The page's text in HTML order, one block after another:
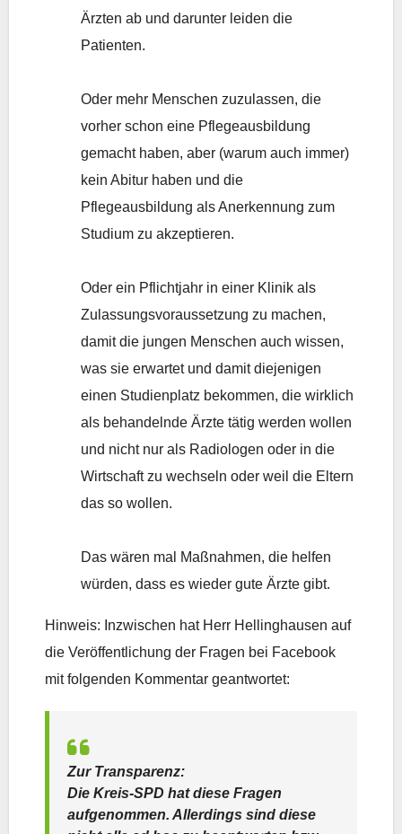
Ärzten ab und darunter leiden die
Patienten.
Oder mehr Menschen zuzulassen, die
vorher schon eine Pflegeausbildung
gemacht haben, aber (warum auch immer)
kein Abitur haben und die
Pflegeausbildung als Anerkennung zum
Studium zu akzeptieren.
Oder ein Pflichtjahr in einer Klinik als
Zulassungsvoraussetzung zu machen,
damit die jungen Menschen auch wissen,
was sie erwartet und damit diejenigen
einen Studienplatz bekommen, die wirklich
als behandelnde Ärzte tätig werden wollen
und nicht nur als Radiologen oder in die
Wirtschaft zu wechseln oder weil die Eltern
das so wollen.
Das wären mal Maßnahmen, die helfen
würden, dass es wieder gute Ärzte gibt.
Hinweis: Inzwischen hat Herr Hellinghausen auf
die Veröffentlichung der Fragen bei Facebook
mit folgenden Kommentar geantwortet:
Zur Transparenz:
Die Kreis-SPD hat diese Fragen
aufgenommen. Allerdings sind diese